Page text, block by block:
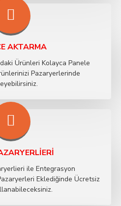
AKTARMA
Ürünleri Kolayca Panele
Pazaryerlerinde
ile Entegrasyon
Eklediğinde Ücretsiz